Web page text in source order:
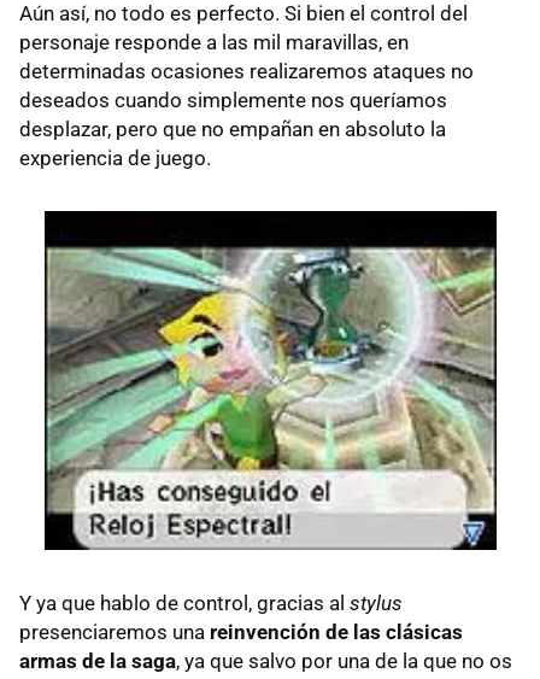
Aún así, no todo es perfecto. Si bien el control del
personaje responde a las mil maravillas, en
determinadas ocasiones realizaremos ataques no
deseados cuando simplemente nos queríamos
desplazar, pero que no empañan en absoluto la
experiencia de juego.
Y ya que hablo de control, gracias al stylus
presenciaremos una reinvención de las clásicas
armas de la saga, ya que salvo por una de la que no os